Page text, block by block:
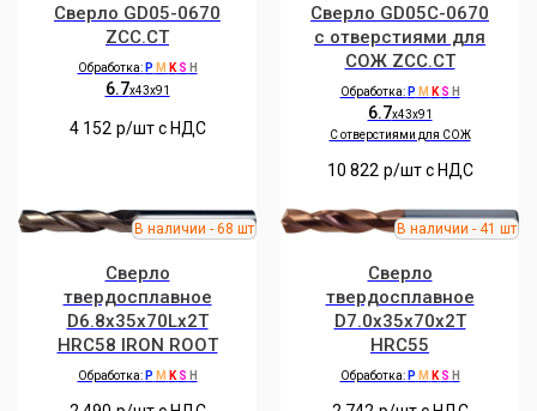
Сверло GD05-0670
ZCC.CT
Обработка: P M K S H
6.7x43x91
4 152 р/шт c НДС
Сверло GD05C-0670
с отверстиями для
СОЖ ZCC.CT
Обработка: P M K S H
6.7x43x91
C отверстиями для СОЖ
10 822 р/шт c НДС
Сверло
твердосплавное
D6.8x35x70Lx2T
HRC58 IRON ROOT
Обработка: P M K S H
Сверло
твердосплавное
D7.0x35x70x2T
HRC55
Обработка: P M K S H